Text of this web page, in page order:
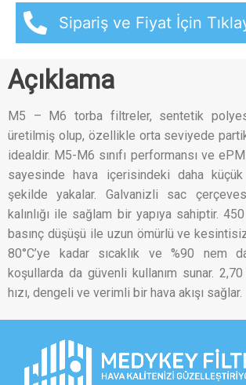
Sipariş ve Fiyat İçin
Açıklama
M5 – M6 torba filtreler, sentetik
üretilmiş olup, özellikle orta seviyede
idealdir. M5-M6 sınıfı performansı ve
sayesinde hava içerisindeki daha
şekilde yakalar. Galvanizli sac
kalınlığı ile sağlam bir yapıya sahiptir.
basınç düşüşü ile uzun ömürlü ve
80°C’ye kadar sıcaklık ve %90 nem
koşullarda da güvenli kullanım sunar.
hızı, dengeli ve verimli bir hava akışı sağlar.